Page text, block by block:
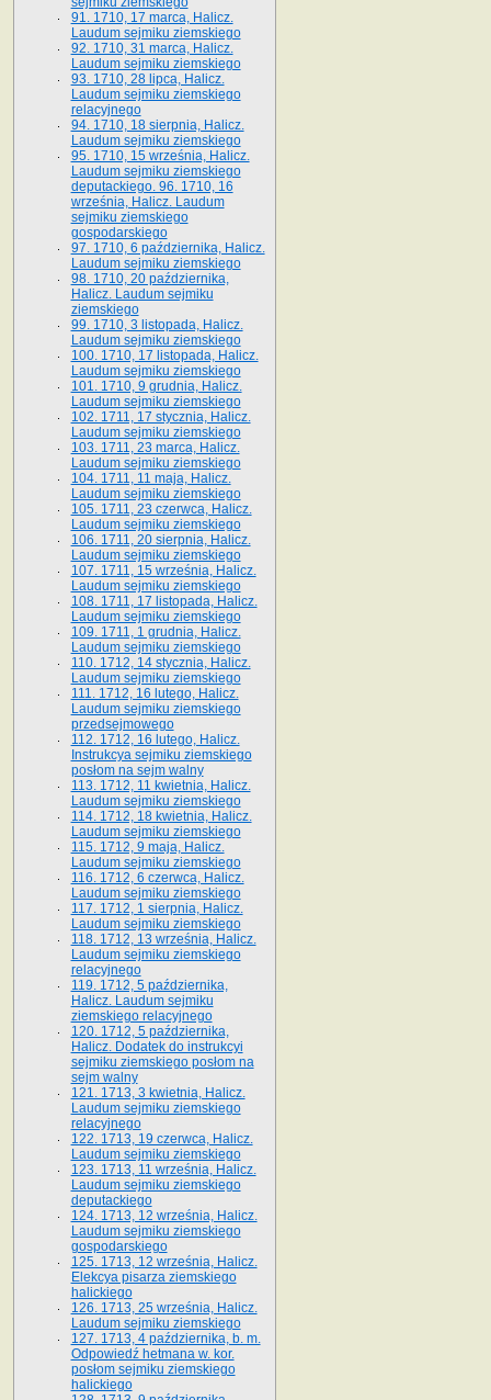
91. 1710, 17 marca, Halicz.
Laudum sejmiku ziemskiego
92. 1710, 31 marca, Halicz.
Laudum sejmiku ziemskiego
93. 1710, 28 lipca, Halicz.
Laudum sejmiku ziemskiego
relacyjnego
94. 1710, 18 sierpnia, Halicz.
Laudum sejmiku ziemskiego
95. 1710, 15 września, Halicz.
Laudum sejmiku ziemskiego
deputackiego. 96. 1710, 16
września, Halicz. Laudum
sejmiku ziemskiego
gospodarskiego
97. 1710, 6 października, Halicz.
Laudum sejmiku ziemskiego
98. 1710, 20 października,
Halicz. Laudum sejmiku
ziemskiego
99. 1710, 3 listopada, Halicz.
Laudum sejmiku ziemskiego
100. 1710, 17 listopada, Halicz.
Laudum sejmiku ziemskiego
101. 1710, 9 grudnia, Halicz.
Laudum sejmiku ziemskiego
102. 1711, 17 stycznia, Halicz.
Laudum sejmiku ziemskiego
103. 1711, 23 marca, Halicz.
Laudum sejmiku ziemskiego
104. 1711, 11 maja, Halicz.
Laudum sejmiku ziemskiego
105. 1711, 23 czerwca, Halicz.
Laudum sejmiku ziemskiego
106. 1711, 20 sierpnia, Halicz.
Laudum sejmiku ziemskiego
107. 1711, 15 września, Halicz.
Laudum sejmiku ziemskiego
108. 1711, 17 listopada, Halicz.
Laudum sejmiku ziemskiego
109. 1711, 1 grudnia, Halicz.
Laudum sejmiku ziemskiego
110. 1712, 14 stycznia, Halicz.
Laudum sejmiku ziemskiego
111. 1712, 16 lutego, Halicz.
Laudum sejmiku ziemskiego
przedsejmowego
112. 1712, 16 lutego, Halicz.
Instrukcya sejmiku ziemskiego
posłom na sejm walny
113. 1712, 11 kwietnia, Halicz.
Laudum sejmiku ziemskiego
114. 1712, 18 kwietnia, Halicz.
Laudum sejmiku ziemskiego
115. 1712, 9 maja, Halicz.
Laudum sejmiku ziemskiego
116. 1712, 6 czerwca, Halicz.
Laudum sejmiku ziemskiego
117. 1712, 1 sierpnia, Halicz.
Laudum sejmiku ziemskiego
118. 1712, 13 września, Halicz.
Laudum sejmiku ziemskiego
relacyjnego
119. 1712, 5 października,
Halicz. Laudum sejmiku
ziemskiego relacyjnego
120. 1712, 5 października,
Halicz. Dodatek do instrukcyi
sejmiku ziemskiego posłom na
sejm walny
121. 1713, 3 kwietnia, Halicz.
Laudum sejmiku ziemskiego
relacyjnego
122. 1713, 19 czerwca, Halicz.
Laudum sejmiku ziemskiego
123. 1713, 11 września, Halicz.
Laudum sejmiku ziemskiego
deputackiego
124. 1713, 12 września, Halicz.
Laudum sejmiku ziemskiego
gospodarskiego
125. 1713, 12 września, Halicz.
Elekcya pisarza ziemskiego
halickiego
126. 1713, 25 września, Halicz.
Laudum sejmiku ziemskiego
127. 1713, 4 października, b. m.
Odpowiedź hetmana w. kor.
posłom sejmiku ziemskiego
halickiego